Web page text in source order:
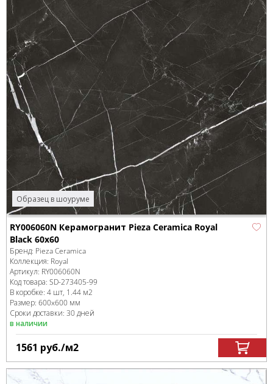
Образец в шоуруме
RY006060N Керамогранит Pieza Ceramica Royal
Black 60х60
Бренд: Pieza Ceramica
Коллекция: Royal
Артикул: RY006060N
Код товара: SD-273405-99
В коробке: 4 шт, 1.44 м2
Размер: 600x600 мм
Сроки доставки: 30 дней
в наличии
1561 руб./м2